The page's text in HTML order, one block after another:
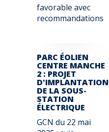
favorable avec
recommandations
PARC ÉOLIEN
CENTRE MANCHE
2 : PROJET
D'IMPLANTATION
DE LA SOUS-
STATION
ÉLECTRIQUE
GCN du 22 mai